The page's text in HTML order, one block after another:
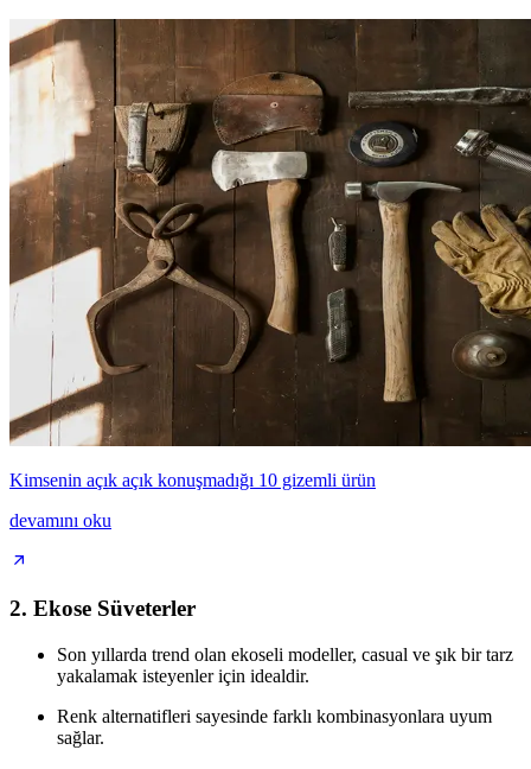
Kimsenin açık açık konuşmadığı 10 gizemli ürün
devamını oku
2. Ekose Süveterler
Son yıllarda trend olan ekoseli modeller, casual ve şık bir tarz
yakalamak isteyenler için idealdir.
Renk alternatifleri sayesinde farklı kombinasyonlara uyum
sağlar.